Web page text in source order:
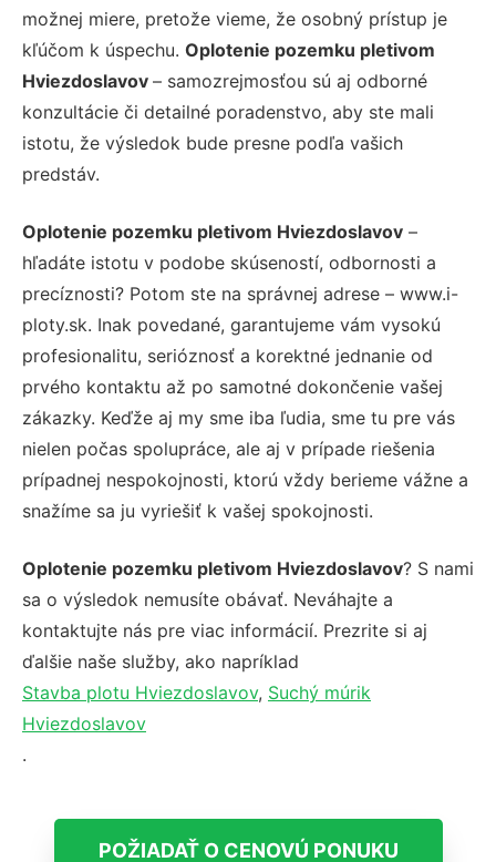
možnej miere, pretože vieme, že osobný prístup je
kľúčom k úspechu. Oplotenie pozemku pletivom
Hviezdoslavov – samozrejmosťou sú aj odborné
konzultácie či detailné poradenstvo, aby ste mali
istotu, že výsledok bude presne podľa vašich
predstáv.
Oplotenie pozemku pletivom Hviezdoslavov –
hľadáte istotu v podobe skúseností, odbornosti a
precíznosti? Potom ste na správnej adrese – www.i-
ploty.sk. Inak povedané, garantujeme vám vysokú
profesionalitu, serióznosť a korektné jednanie od
prvého kontaktu až po samotné dokončenie vašej
zákazky. Keďže aj my sme iba ľudia, sme tu pre vás
nielen počas spolupráce, ale aj v prípade riešenia
prípadnej nespokojnosti, ktorú vždy berieme vážne a
snažíme sa ju vyriešiť k vašej spokojnosti.
Oplotenie pozemku pletivom Hviezdoslavov? S nami
sa o výsledok nemusíte obávať. Neváhajte a
kontaktujte nás pre viac informácií. Prezrite si aj
ďalšie naše služby, ako napríklad
Stavba plotu Hviezdoslavov, Suchý múrik
Hviezdoslavov
.
POŽIADAŤ O CENOVÚ PONUKU